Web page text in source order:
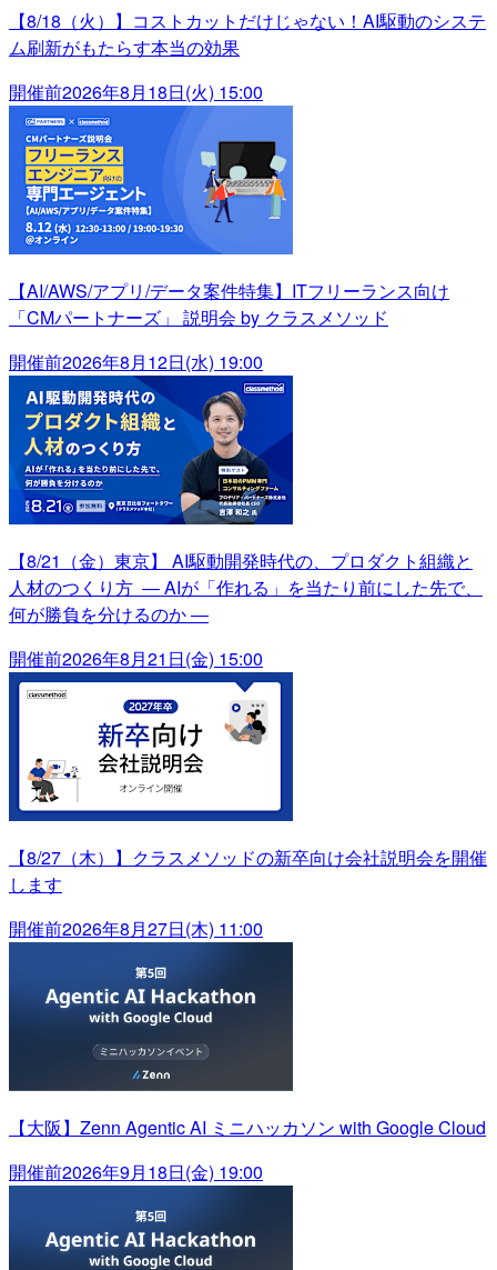
【8/18（火）】コストカットだけじゃない！AI駆動のシステ
ム刷新がもたらす本当の効果
開催前2026年8月18日(火) 15:00
【AI/AWS/アプリ/データ案件特集】ITフリーランス向け
「CMパートナーズ」 説明会 by クラスメソッド
開催前2026年8月12日(水) 19:00
【8/21（金）東京】 AI駆動開発時代の、プロダクト組織と
人材のつくり方 ― AIが「作れる」を当たり前にした先で、
何が勝負を分けるのか ―
開催前2026年8月21日(金) 15:00
【8/27（木）】クラスメソッドの新卒向け会社説明会を開催
します
開催前2026年8月27日(木) 11:00
【大阪】Zenn Agentic AI ミニハッカソン with Google Cloud
開催前2026年9月18日(金) 19:00